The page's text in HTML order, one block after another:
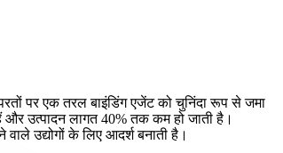
पर एक तरल बाइंडिंग एजेंट को चुनिंदा रूप से जमा
उत्पादन लागत 40% तक कम हो जाती है।
उद्योगों के लिए आदर्श बनाती है।